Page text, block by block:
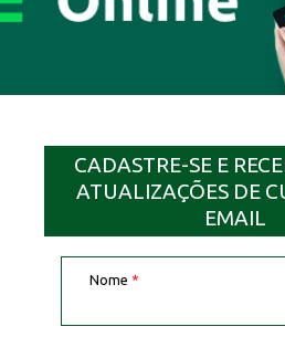
CADASTRE-SE E
ATUALIZAÇÕES DE
EMAIL
Nome *